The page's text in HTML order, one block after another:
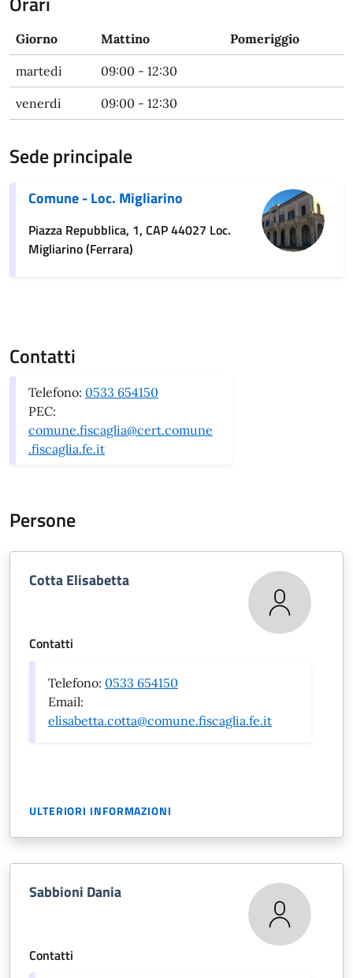
Giorno Mattino Pomeriggio
martedi 09:00 - 12:30
venerdi 09:00 - 12:30
Sede principale
Comune - Loc. Migliarino
Piazza Repubblica, 1, CAP 44027 Loc.
Migliarino (Ferrara)
Contatti
Telefono: 0533 654150
PEC:
comune.fiscaglia@cert.comune
.fiscaglia.fe.it
Persone
Cotta Elisabetta
Contatti
Telefono: 0533 654150
Email:
elisabetta.cotta@comune.fiscaglia.fe.it
ULTERIORI INFORMAZIONI
Sabbioni Dania
Contatti